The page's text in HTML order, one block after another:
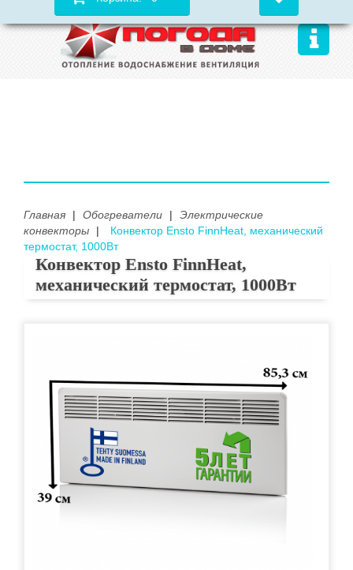
Главная | Обогреватели |
Электрические
конвекторы
|
Конвектор Ensto FinnHeat, механический
термостат, 1000Вт
Конвектор Ensto FinnHeat,
механический термостат, 1000Вт